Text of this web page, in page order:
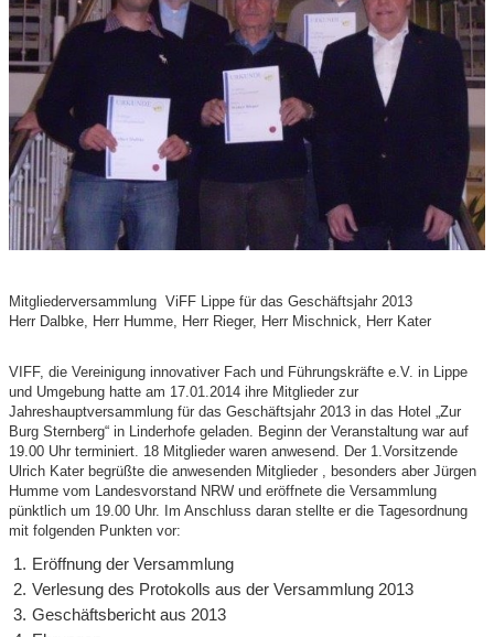
Mitgliederversammlung ViFF Lippe für das Geschäftsjahr 2013
Herr Dalbke, Herr Humme, Herr Rieger, Herr Mischnick, Herr Kater
VIFF, die Vereinigung innovativer Fach und Führungskräfte e.V. in Lippe
und Umgebung hatte am 17.01.2014 ihre Mitglieder zur
Jahreshauptversammlung für das Geschäftsjahr 2013 in das Hotel „Zur
Burg Sternberg“ in Linderhofe geladen. Beginn der Veranstaltung war auf
19.00 Uhr terminiert. 18 Mitglieder waren anwesend. Der 1.Vorsitzende
Ulrich Kater begrüßte die anwesenden Mitglieder , besonders aber Jürgen
Humme vom Landesvorstand NRW und eröffnete die Versammlung
pünktlich um 19.00 Uhr. Im Anschluss daran stellte er die Tagesordnung
mit folgenden Punkten vor:
Eröffnung der Versammlung
Verlesung des Protokolls aus der Versammlung 2013
Geschäftsbericht aus 2013